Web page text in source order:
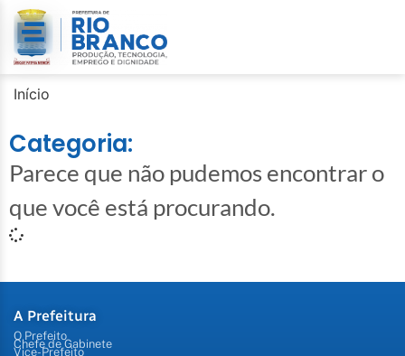
Início
Categoria:
Parece que não pudemos encontrar o
que você está procurando.
A Prefeitura
O Prefeito
Chefe de Gabinete
Vice-Prefeito